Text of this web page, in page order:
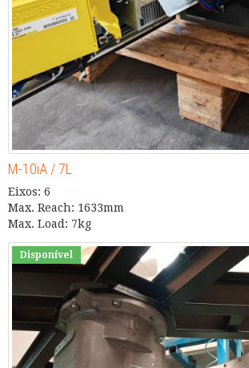
M-10iA / 7L
Eixos: 6
Max. Reach: 1633mm
Max. Load: 7kg
Disponível